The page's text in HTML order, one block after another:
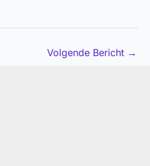
Volgende Bericht →